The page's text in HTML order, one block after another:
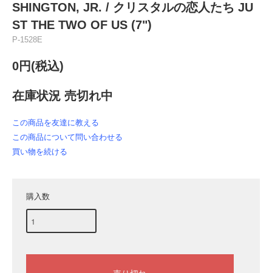
SHINGTON, JR. / クリスタルの恋人たち JU
ST THE TWO OF US (7")
P-1528E
0円(税込)
在庫状況 売切れ中
この商品を友達に教える
この商品について問い合わせる
買い物を続ける
購入数